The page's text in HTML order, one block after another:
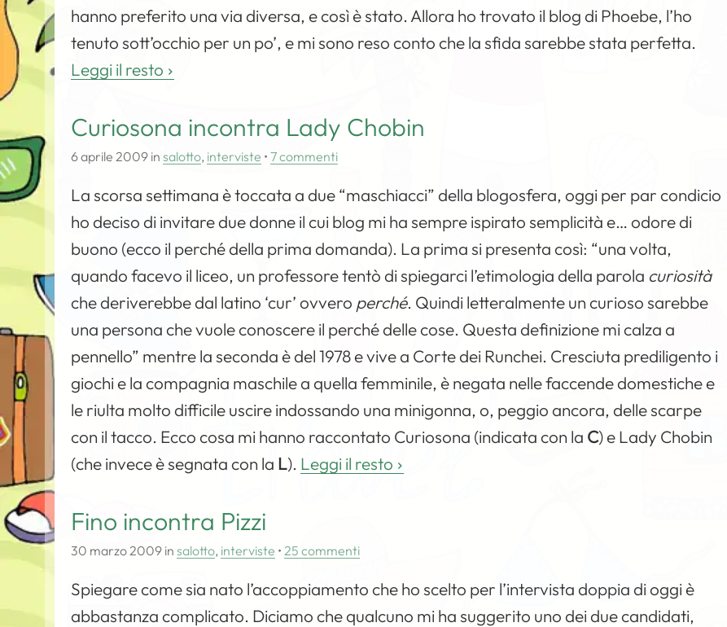
hanno preferito una via diversa, e così è stato. Allora ho trovato il blog di Phoebe, l’ho
tenuto sott’occhio per un po’, e mi sono reso conto che la sfida sarebbe stata perfetta.
Leggi il resto
Curiosona incontra Lady Chobin
6 aprile 2009 insalotto, interviste • 7 commenti
La scorsa settimana è toccata a due “maschiacci” della blogosfera, oggi per par condicio
ho deciso di invitare due donne il cui blog mi ha sempre ispirato semplicità e… odore di
buono (ecco il perché della prima domanda). La prima si presenta così: “una volta,
quando facevo il liceo, un professore tentò di spiegarci l’etimologia della parola curiosità
che deriverebbe dal latino ‘cur’ ovvero perché. Quindi letteralmente un curioso sarebbe
una persona che vuole conoscere il perché delle cose. Questa definizione mi calza a
pennello” mentre la seconda è del 1978 e vive a Corte dei Runchei. Cresciuta prediligento i
giochi e la compagnia maschile a quella femminile, è negata nelle faccende domestiche e
le riulta molto difficile uscire indossando una minigonna, o, peggio ancora, delle scarpe
con il tacco. Ecco cosa mi hanno raccontato Curiosona (indicata con la C) e Lady Chobin
(che invece è segnata con la L). Leggi il resto
Fino incontra Pizzi
30 marzo 2009 insalotto, interviste • 25 commenti
Spiegare come sia nato l’accoppiamento che ho scelto per l’intervista doppia di oggi è
abbastanza complicato. Diciamo che qualcuno mi ha suggerito uno dei due candidati,